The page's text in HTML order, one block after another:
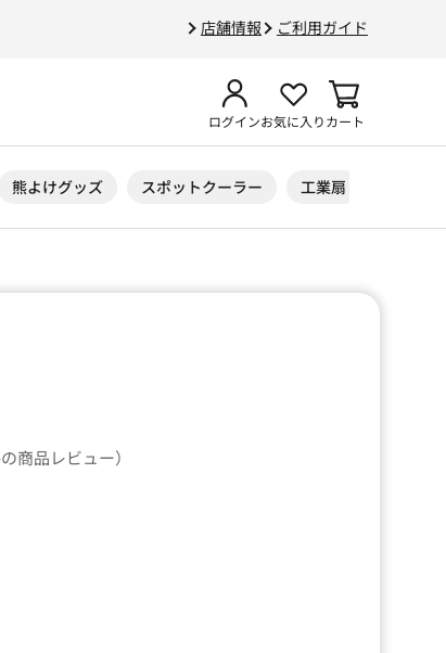
店舗情報 ご利用ガイド
ログインお気に入りカート
熊よけグッズ スポットクーラー 工業扇
の商品レビュー）